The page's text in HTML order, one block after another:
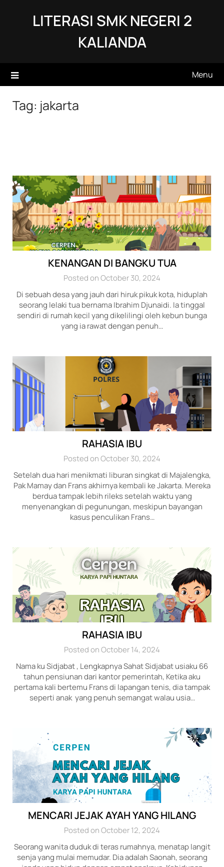
LITERASI SMK NEGERI 2
KALIANDA
Menu
Tag: jakarta
KENANGAN DI BANGKU TUA
Posted on October 30, 2024
Di sebuah desa yang jauh dari hiruk pikuk kota, hiduplah
seorang lelaki tua bernama Ibrahim Djunaidi. Ia tinggal
sendiri di rumah kecil yang dikelilingi oleh kebun bunga
yang ia rawat dengan penuh…
RAHASIA IBU
Posted on October 30, 2024
Setelah dua hari menikmati liburan singkat di Majalengka,
Pak Mamay dan Frans akhirnya kembali ke Jakarta. Mereka
berdua tampak lebih rileks setelah waktu yang
menyenangkan di pegunungan, meskipun bayangan
kasus penculikan Frans…
RAHASIA IBU
Posted on October 14, 2024
Nama ku Sidjabat , Lengkapnya Sahat Sidjabat usiaku 66
tahun pensiunan dari kantor pemerintah, Ketika aku
pertama kali bertemu Frans di lapangan tenis, dia tampak
seperti anak yang penuh semangat walau usia…
MENCARI JEJAK AYAH YANG HILANG
Posted on October 12, 2024
Seorang wanita duduk di teras rumahnya, menatap langit
senja yang mulai memudar. Dia adalah Saonah, seorang